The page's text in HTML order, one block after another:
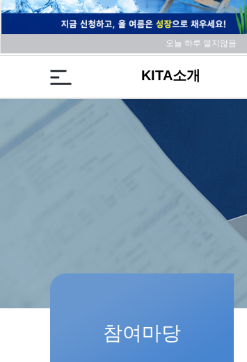
KITA소개
참여마당
오늘 하루 열지않음